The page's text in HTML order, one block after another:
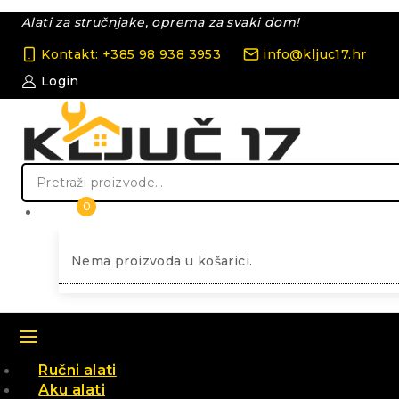
Skip
content
Alati za stručnjake, oprema za svaki dom!
Kontakt: +385 98 938 3953
info@kljuc17.hr
Login
Pretraži:
0
Nema proizvoda u košarici.
Ručni alati
Aku alati